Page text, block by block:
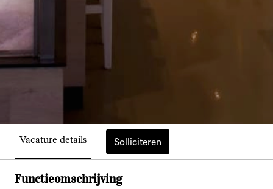
Vacature details Solliciteren
Functieomschrijving